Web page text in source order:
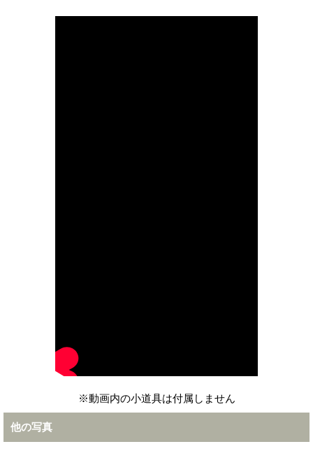
※動画内の小道具は付属しません
他の写真